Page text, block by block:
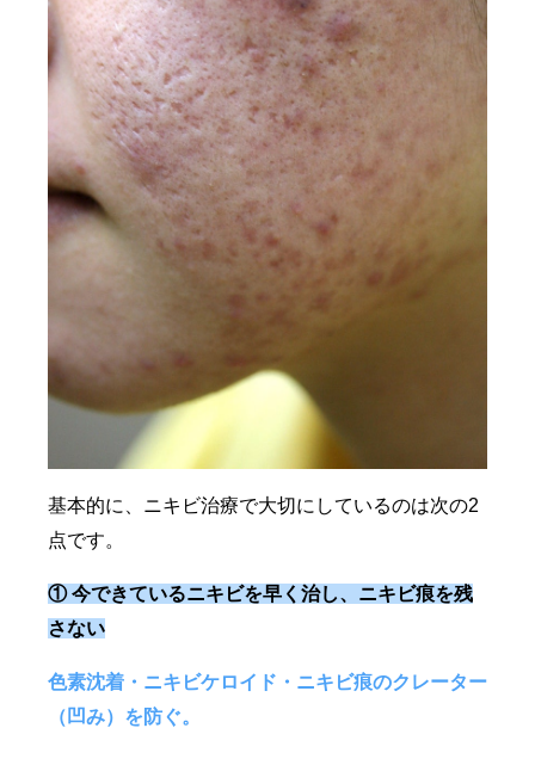
基本的に、ニキビ治療で大切にしているのは次の2
点です。
① 今できているニキビを早く治し、ニキビ痕を残
さない
色素沈着・ニキビケロイド・ニキビ痕のクレーター
（凹み）を防ぐ。